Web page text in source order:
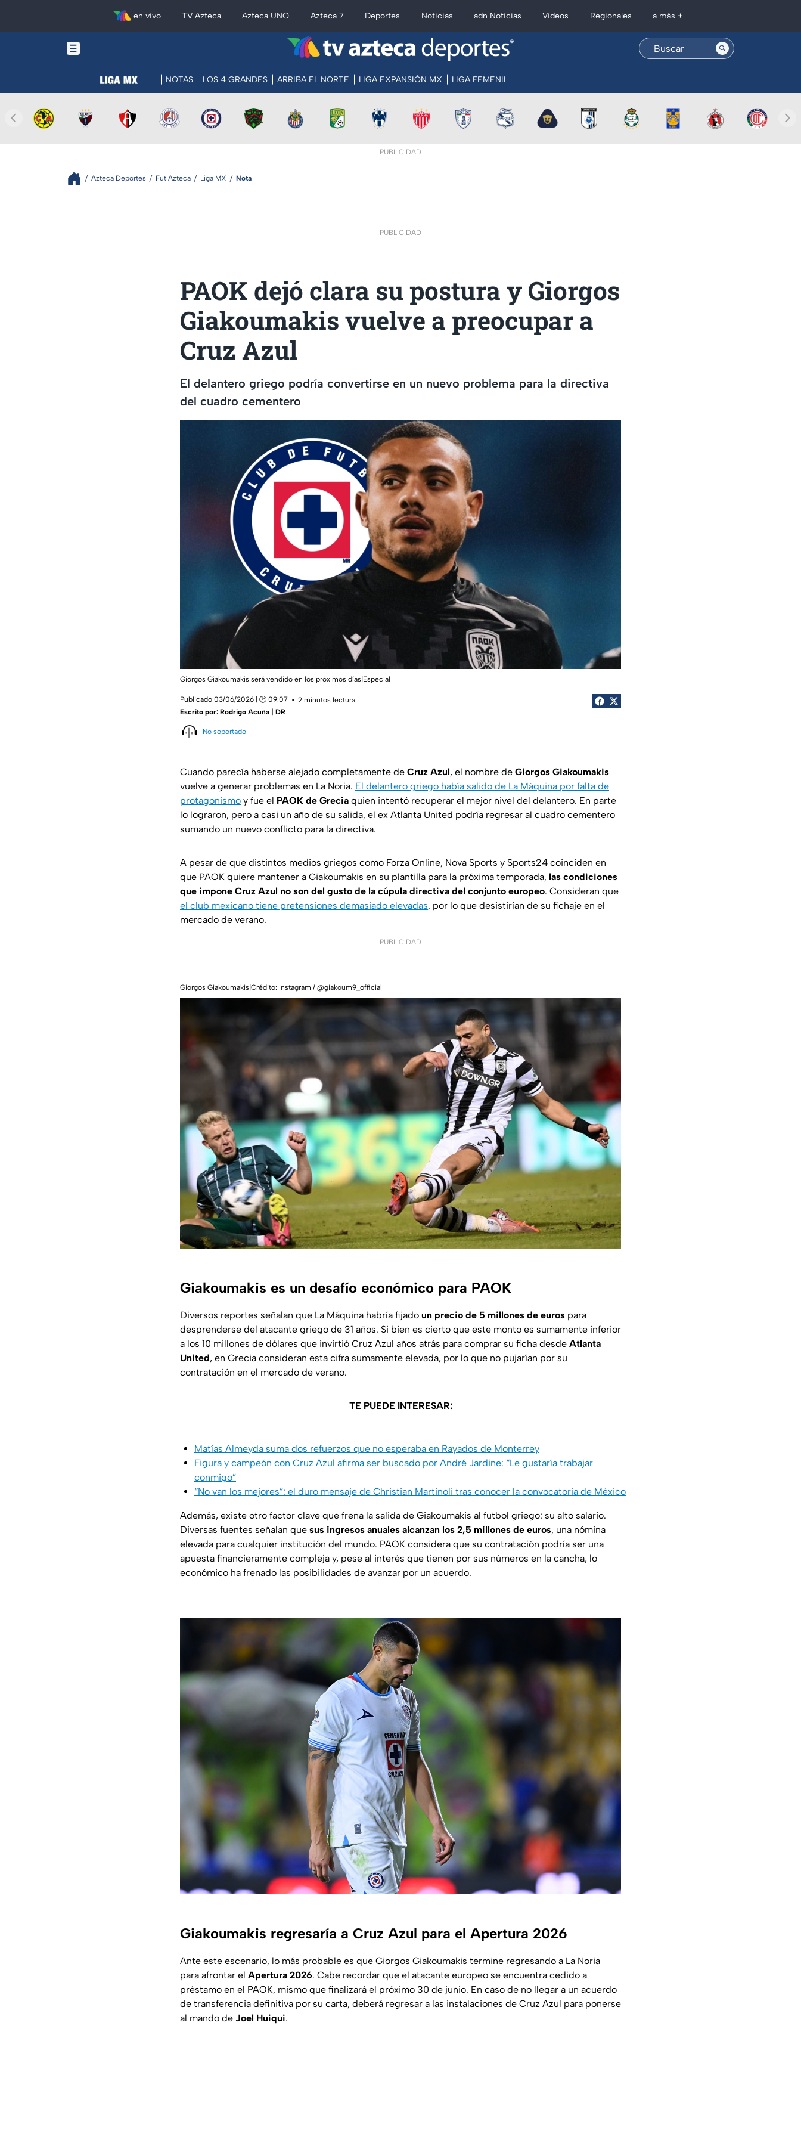
en vivo TV Azteca Azteca UNO Azteca 7 Deportes Noticias adn Noticias Videos Regionales a más +
NOTAS LOS 4 GRANDES ARRIBA EL NORTE LIGA EXPANSIÓN MX LIGA FEMENIL
PUBLICIDAD
Azteca Deportes Fut Azteca Liga MX Nota
PUBLICIDAD
PAOK dejó clara su postura y Giorgos
Giakoumakis vuelve a preocupar a
Cruz Azul
El delantero griego podría convertirse en un nuevo problema para la directiva
del cuadro cementero
Giorgos Giakoumakis será vendido en los próximos días|Especial
Publicado 03/06/2026 | 🕑 09:07
2 minutos lectura
Escrito por: Rodrigo Acuña | DR
No soportado
Cuando parecía haberse alejado completamente de Cruz Azul, el nombre de Giorgos Giakoumakis
vuelve a generar problemas en La Noria. El delantero griego había salido de La Máquina por falta de
protagonismo y fue el PAOK de Grecia quien intentó recuperar el mejor nivel del delantero. En parte
lo lograron, pero a casi un año de su salida, el ex Atlanta United podría regresar al cuadro cementero
sumando un nuevo conflicto para la directiva.
A pesar de que distintos medios griegos como Forza Online, Nova Sports y Sports24 coinciden en
que PAOK quiere mantener a Giakoumakis en su plantilla para la próxima temporada, las condiciones
que impone Cruz Azul no son del gusto de la cúpula directiva del conjunto europeo. Consideran que
el club mexicano tiene pretensiones demasiado elevadas, por lo que desistirían de su fichaje en el
mercado de verano.
PUBLICIDAD
Giorgos Giakoumakis|Crédito: Instagram / @giakoum9_official
Giakoumakis es un desafío económico para PAOK
Diversos reportes señalan que La Máquina habría fijado un precio de 5 millones de euros para
desprenderse del atacante griego de 31 años. Si bien es cierto que este monto es sumamente inferior
a los 10 millones de dólares que invirtió Cruz Azul años atrás para comprar su ficha desde Atlanta
United, en Grecia consideran esta cifra sumamente elevada, por lo que no pujarían por su
contratación en el mercado de verano.
TE PUEDE INTERESAR:
Matías Almeyda suma dos refuerzos que no esperaba en Rayados de Monterrey
Figura y campeón con Cruz Azul afirma ser buscado por André Jardine: “Le gustaría trabajar
conmigo”
“No van los mejores”: el duro mensaje de Christian Martinoli tras conocer la convocatoria de México
Además, existe otro factor clave que frena la salida de Giakoumakis al futbol griego: su alto salario.
Diversas fuentes señalan que sus ingresos anuales alcanzan los 2,5 millones de euros, una nómina
elevada para cualquier institución del mundo. PAOK considera que su contratación podría ser una
apuesta financieramente compleja y, pese al interés que tienen por sus números en la cancha, lo
económico ha frenado las posibilidades de avanzar por un acuerdo.
Giakoumakis regresaría a Cruz Azul para el Apertura 2026
Ante este escenario, lo más probable es que Giorgos Giakoumakis termine regresando a La Noria
para afrontar el Apertura 2026. Cabe recordar que el atacante europeo se encuentra cedido a
préstamo en el PAOK, mismo que finalizará el próximo 30 de junio. En caso de no llegar a un acuerdo
de transferencia definitiva por su carta, deberá regresar a las instalaciones de Cruz Azul para ponerse
al mando de Joel Huiqui.